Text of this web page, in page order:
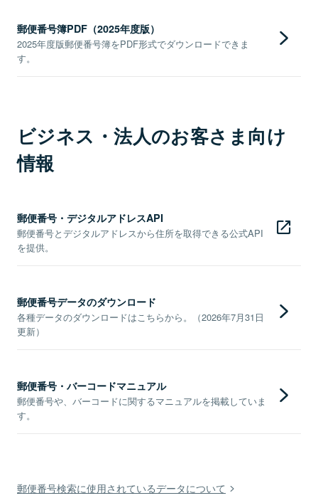
郵便番号簿PDF（2025年度版）
2025年度版郵便番号簿をPDF形式でダウンロードできま
す。
ビジネス・法人のお客さま向け
情報
郵便番号・デジタルアドレスAPI
郵便番号とデジタルアドレスから住所を取得できる公式API
を提供。
郵便番号データのダウンロード
各種データのダウンロードはこちらから。（2026年7月31日
更新）
郵便番号・バーコードマニュアル
郵便番号や、バーコードに関するマニュアルを掲載していま
す。
郵便番号検索に使用されているデータについて